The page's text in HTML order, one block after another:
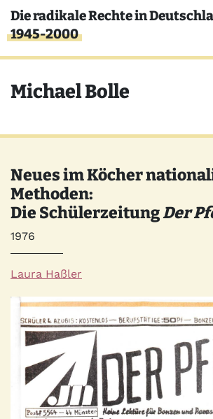
Direkt zum Inhalt
Die radikale Rechte in
1945-2000
Michael Bolle
Neues im Köcher
Methoden:
Die SchülerzeitungDer
Jahr
1976
Autor*innen
Laura Haßler
Quelle
Bild